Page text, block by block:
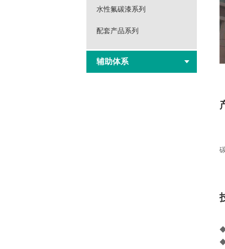
水性氟碳漆系列
配套产品系列
辅助体系
◆
◆